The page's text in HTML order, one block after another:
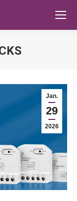
Jan.
29
2026